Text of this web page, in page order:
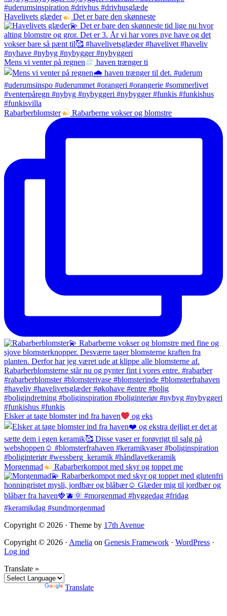
Havelivets glæder Det er bare den skønneste
Mens vi venter på regnen haven trænger ti
Rabarberblomster Rabarberne vokser og blomstre
Elsker at tage blomster ind fra haven og eks
Morgenmad Rabarberkompot med skyr og toppet me
Copyright © 2026 · Theme by 17th Avenue
Copyright © 2026 · Amelia on Genesis Framework · WordPress ·
Log ind
Translate »
Translate